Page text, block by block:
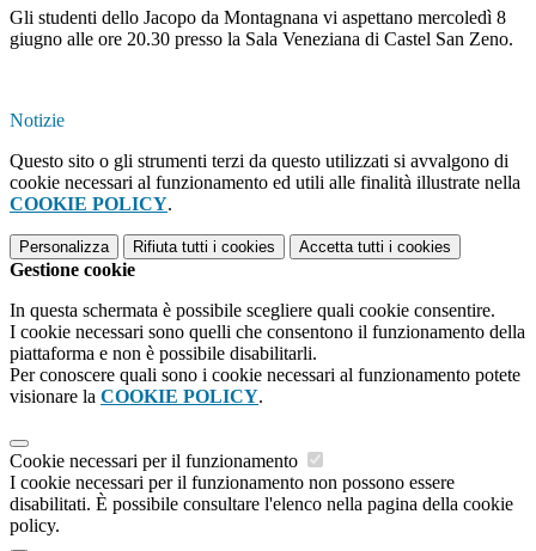
Gli studenti dello Jacopo da Montagnana vi aspettano mercoledì 8
giugno alle ore 20.30 presso la Sala Veneziana di Castel San Zeno.
Notizie
Questo sito o gli strumenti terzi da questo utilizzati si avvalgono di
cookie necessari al funzionamento ed utili alle finalità illustrate nella
COOKIE POLICY.
Personalizza Rifiuta tutti i cookies Accetta tutti i cookies
Gestione cookie
In questa schermata è possibile scegliere quali cookie consentire.
I cookie necessari sono quelli che consentono il funzionamento della
piattaforma e non è possibile disabilitarli.
Per conoscere quali sono i cookie necessari al funzionamento potete
visionare la COOKIE POLICY.
Cookie necessari per il funzionamento
I cookie necessari per il funzionamento non possono essere
disabilitati. È possibile consultare l'elenco nella pagina della cookie
policy.